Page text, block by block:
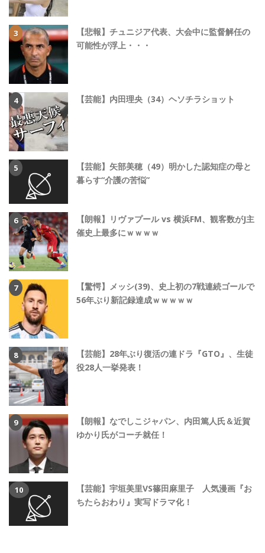
【悲報】チュニジア代表、大会中に監督解任の
可能性が浮上・・・
【芸能】内田理央（34）ヘソチラショット
【芸能】矢部美穂（49）明かした認知症の母と
暮らす“介護の苦悩”
【朗報】リヴァプール vs 横浜FM、観客数がJ主
催史上最多にｗｗｗｗ
【驚愕】メッシ(39)、史上初の7戦連続ゴールで
56年ぶり新記録達成ｗｗｗｗｗ
【芸能】28年ぶり復活の連ドラ『GTO』、生徒
役28人一挙発表！
【朗報】なでしこジャパン、内田篤人氏＆近賀
ゆかり氏がコーチ就任！
【芸能】宇垣美里VS篠田麻里子 人気漫画『お
ちたらおわり』実写ドラマ化！